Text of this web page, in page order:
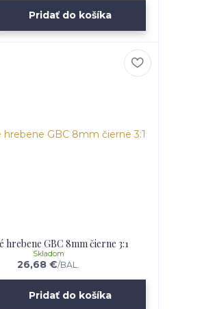
Pridať do košíka
hrebene GBC 8mm čierne 3:1
26,68 €/BAL.
Skladom
Pridať do košíka